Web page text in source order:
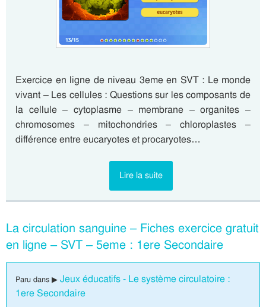
Exercice en ligne de niveau 3eme en SVT : Le monde
vivant – Les cellules : Questions sur les composants de
la cellule – cytoplasme – membrane – organites –
chromosomes – mitochondries – chloroplastes –
différence entre eucaryotes et procaryotes…
Lire la suite
La circulation sanguine – Fiches exercice gratuit
en ligne – SVT – 5eme : 1ere Secondaire
Paru dans ▶ Jeux éducatifs - Le système circulatoire :
1ere Secondaire